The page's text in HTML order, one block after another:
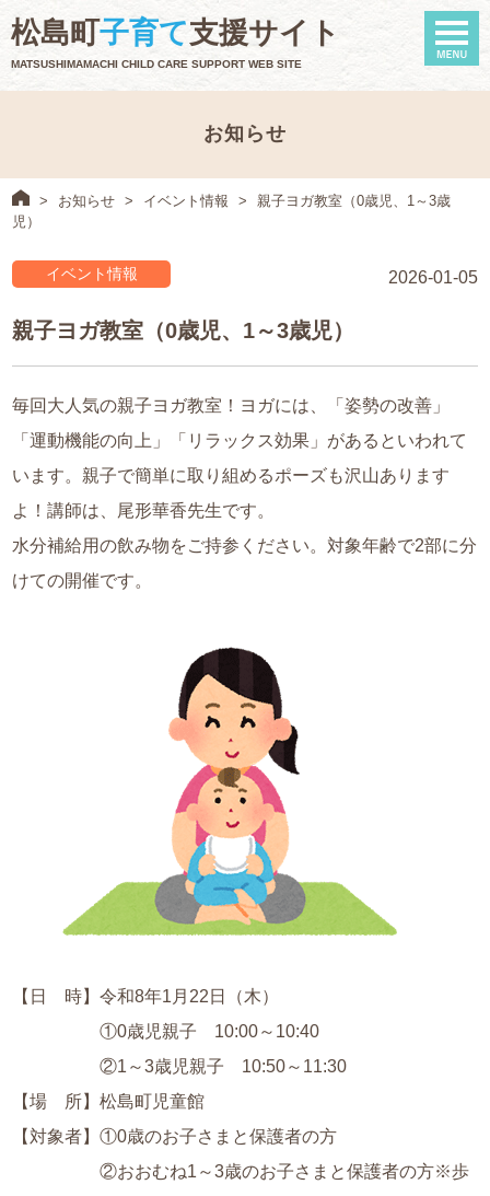
松島町子育て支援サイト
MATSUSHIMAMACHI CHILD CARE SUPPORT WEB SITE
お知らせ
> お知らせ > イベント情報 >
親子ヨガ教室（0歳児、1～3歳
児）
2026-01-05
イベント情報
親子ヨガ教室（0歳児、1～3歳児）
毎回大人気の親子ヨガ教室！ヨガには、「姿勢の改善」
「運動機能の向上」「リラックス効果」があるといわれて
います。親子で簡単に取り組めるポーズも沢山あります
よ！講師は、尾形華香先生です。
水分補給用の飲み物をご持参ください。対象年齢で2部に分
けての開催です。
【日 時】令和8年1月22日（木）
①0歳児親子 10:00～10:40
②1～3歳児親子 10:50～11:30
【場 所】松島町児童館
【対象者】①0歳のお子さまと保護者の方
②おおむね1～3歳のお子さまと保護者の方※歩